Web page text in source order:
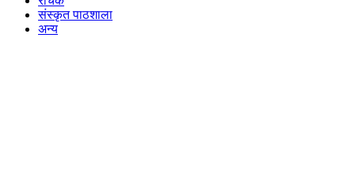
संस्कृत पाठशाला
अन्य